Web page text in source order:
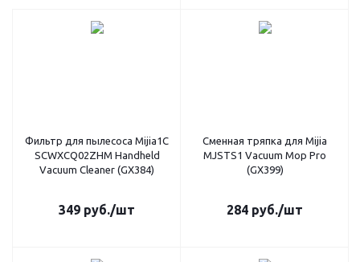
Фильтр для пылесоса Mijia1C
SCWXCQ02ZHM Handheld
Vacuum Cleaner (GX384)
349 руб./шт
Сменная тряпка для Mijia
MJSTS1 Vacuum Mop Pro
(GX399)
284 руб./шт